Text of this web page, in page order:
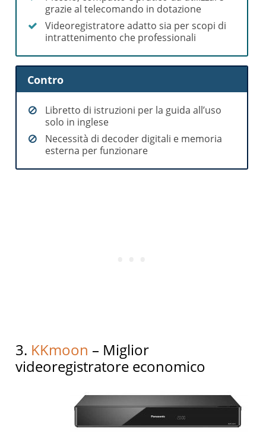
grazie al telecomando in dotazione
Videoregistratore adatto sia per scopi di
intrattenimento che professionali
Contro
Libretto di istruzioni per la guida all’uso
solo in inglese
Necessità di decoder digitali e memoria
esterna per funzionare
3. KKmoon – Miglior
videoregistratore economico